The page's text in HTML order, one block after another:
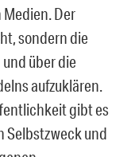
Der
sondern die
über die
aufzuklären.
gibt es
Selbstzweck und